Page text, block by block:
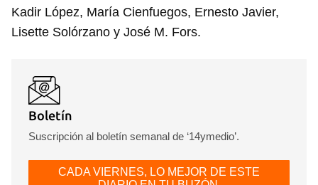
Kadir López, María Cienfuegos, Ernesto Javier,
Lisette Solórzano y José M. Fors.
Boletín
Suscripción al boletín semanal de ‘14ymedio’.
CADA VIERNES, LO MEJOR DE ESTE